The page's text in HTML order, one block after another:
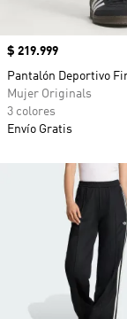
Precio
$ 219.999
Pantalón Deportivo
Mujer Originals
3 colores
Envío Gratis